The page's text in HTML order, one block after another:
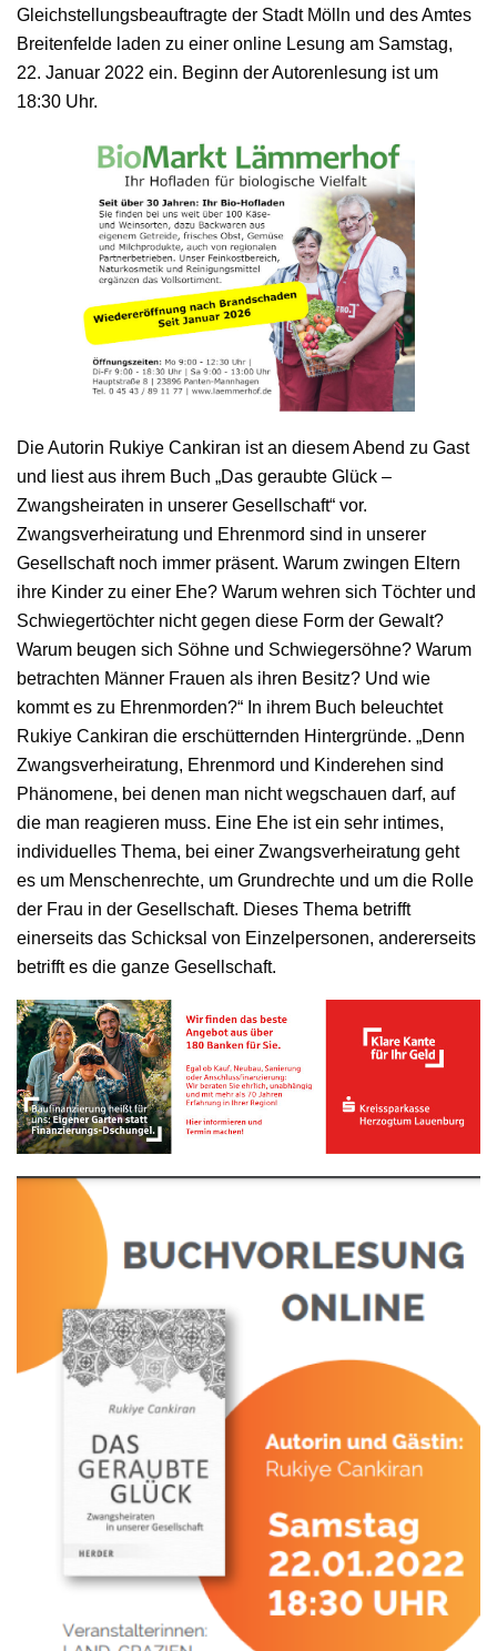
Gleichstellungsbeauftragte der Stadt Mölln und des Amtes
Breitenfelde laden zu einer online Lesung am Samstag,
22. Januar 2022 ein. Beginn der Autorenlesung ist um
18:30 Uhr.
Die Autorin Rukiye Cankiran ist an diesem Abend zu Gast
und liest aus ihrem Buch „Das geraubte Glück –
Zwangsheiraten in unserer Gesellschaft“ vor.
Zwangsverheiratung und Ehrenmord sind in unserer
Gesellschaft noch immer präsent. Warum zwingen Eltern
ihre Kinder zu einer Ehe? Warum wehren sich Töchter und
Schwiegertöchter nicht gegen diese Form der Gewalt?
Warum beugen sich Söhne und Schwiegersöhne? Warum
betrachten Männer Frauen als ihren Besitz? Und wie
kommt es zu Ehrenmorden?“ In ihrem Buch beleuchtet
Rukiye Cankiran die erschütternden Hintergründe. „Denn
Zwangsverheiratung, Ehrenmord und Kinderehen sind
Phänomene, bei denen man nicht wegschauen darf, auf
die man reagieren muss. Eine Ehe ist ein sehr intimes,
individuelles Thema, bei einer Zwangsverheiratung geht
es um Menschenrechte, um Grundrechte und um die Rolle
der Frau in der Gesellschaft. Dieses Thema betrifft
einerseits das Schicksal von Einzelpersonen, andererseits
betrifft es die ganze Gesellschaft.